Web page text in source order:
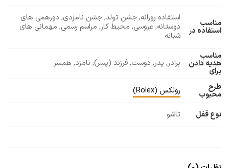
مناسب
استفاده در
استفاده روزانه, جشن تولد, جشن نامزدی, دورهمی های
دوستانه, عروسی, محیط کار, مراسم رسمی, مهمانی های
شبانه
مناسب
هدیه دادن
برای
برادر, پدر, دوست, فرزند (پسر), نامزد, همسر
طرح
محبوب رولکس (Rolex)
نوع قفل تاشو